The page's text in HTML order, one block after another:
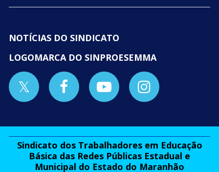
NOTÍCIAS DO SINDICATO
LOGOMARCA DO SINPROESEMMA
Sindicato dos Trabalhadores em Educação
Básica das Redes Públicas Estadual e
Municipal do Estado do Maranhão